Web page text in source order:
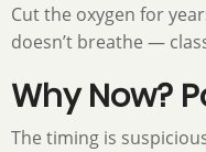
Cut the oxygen for
doesn’t breathe —
Why Now?
The timing is